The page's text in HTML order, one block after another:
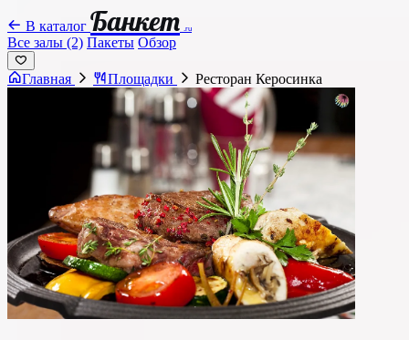
В каталог Банкет .ru
Все залы (2) Пакеты Обзор
Главная Площадки Ресторан Керосинка